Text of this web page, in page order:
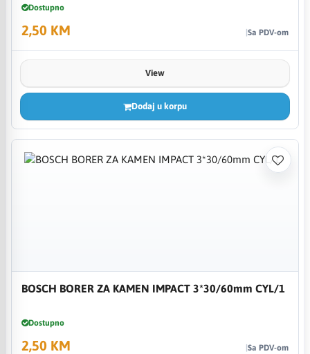
Dostupno
2,50 KM Sa PDV-om
View
Dodaj u korpu
BOSCH BORER ZA KAMEN IMPACT 3*30/60mm CYL/1
Dostupno
2,50 KM Sa PDV-om